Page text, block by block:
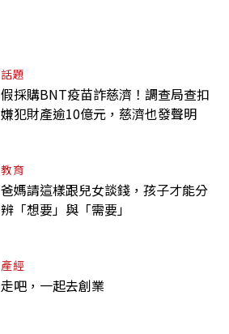
話題
假採購BNT疫苗詐慈濟！調查局查扣
嫌犯財產逾10億元，慈濟也發聲明
教育
爸媽請這樣跟兒女談錢，孩子才能分
辨「想要」與「需要」
產經
走吧，一起去創業